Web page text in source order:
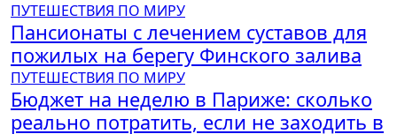
ПУТЕШЕСТВИЯ ПО МИРУ
Пансионаты с лечением суставов для
пожилых на берегу Финского залива
ПУТЕШЕСТВИЯ ПО МИРУ
Бюджет на неделю в Париже: сколько
реально потратить, если не заходить в